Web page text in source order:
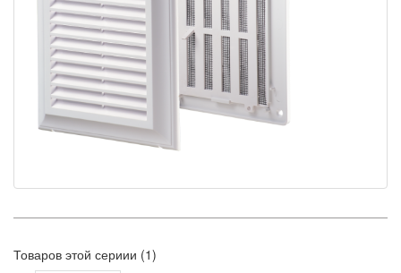
Товаров этой сериии (1)